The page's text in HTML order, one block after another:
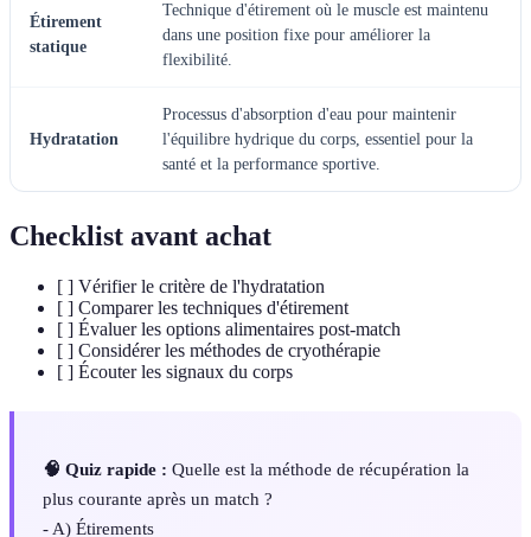
Étirement
statique
Technique d'étirement où le muscle est maintenu
dans une position fixe pour améliorer la
flexibilité.
Hydratation
Processus d'absorption d'eau pour maintenir
l'équilibre hydrique du corps, essentiel pour la
santé et la performance sportive.
Checklist avant achat
[ ] Vérifier le critère de l'hydratation
[ ] Comparer les techniques d'étirement
[ ] Évaluer les options alimentaires post-match
[ ] Considérer les méthodes de cryothérapie
[ ] Écouter les signaux du corps
🧠 Quiz rapide : Quelle est la méthode de récupération la
plus courante après un match ?
- A) Étirements